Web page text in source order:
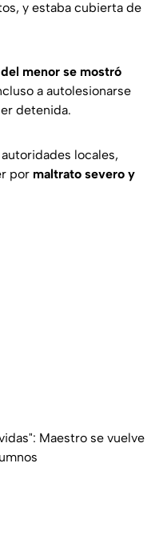
y estaba cubierta de
menor se mostró
a autolesionarse
detenida.
locales,
por maltrato severo y
Maestro se vuelve